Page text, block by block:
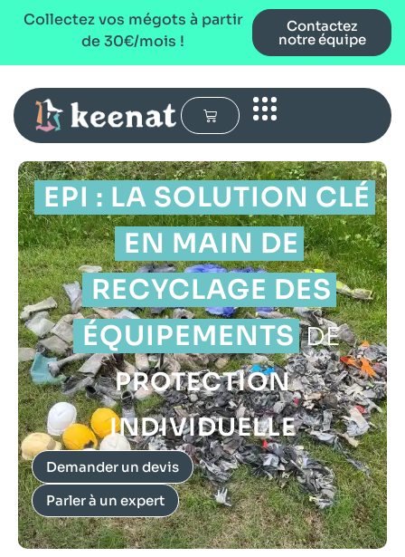
Collectez vos mégots à partir
de 30€/mois !
Contactez
notre équipe
EPI : LA SOLUTION CLÉ
EN MAIN DE
RECYCLAGE DES
ÉQUIPEMENTS DE
PROTECTION
INDIVIDUELLE
Demander un devis
Parler à un expert